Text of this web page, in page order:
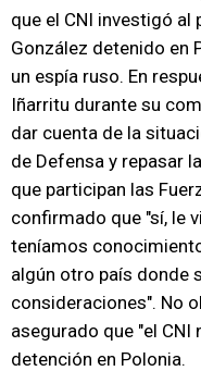
que el CNI investigó al
González detenido en
un espía ruso. En
Iñarritu durante su
dar cuenta de la
de Defensa y repasar
que participan las
confirmado que "sí, le
teníamos
algún otro país donde
consideraciones". No
asegurado que "el CNI
detención en Polonia.